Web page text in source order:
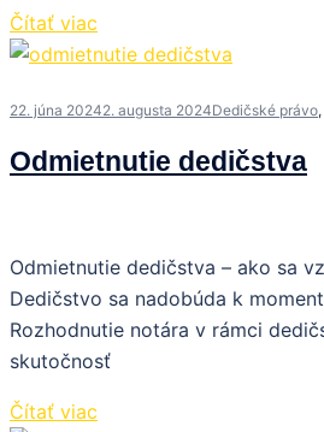
Čítať viac
22. júna 20242. augusta 2024Dedičské právo,
Odmietnutie dedičstva
Odmietnutie dedičstva – ako sa
Dedičstvo sa nadobúda k
Rozhodnutie notára v rámci
skutočnosť
Čítať viac